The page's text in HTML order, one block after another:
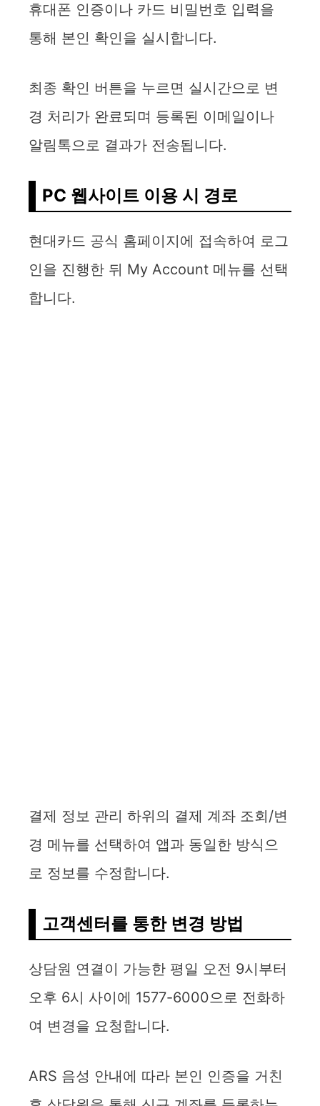
휴대폰 인증이나 카드 비밀번호 입력을
통해 본인 확인을 실시합니다.
최종 확인 버튼을 누르면 실시간으로 변
경 처리가 완료되며 등록된 이메일이나
알림톡으로 결과가 전송됩니다.
PC 웹사이트 이용 시 경로
현대카드 공식 홈페이지에 접속하여 로그
인을 진행한 뒤 My Account 메뉴를 선택
합니다.
결제 정보 관리 하위의 결제 계좌 조회/변
경 메뉴를 선택하여 앱과 동일한 방식으
로 정보를 수정합니다.
고객센터를 통한 변경 방법
상담원 연결이 가능한 평일 오전 9시부터
오후 6시 사이에 1577-6000으로 전화하
여 변경을 요청합니다.
ARS 음성 안내에 따라 본인 인증을 거친